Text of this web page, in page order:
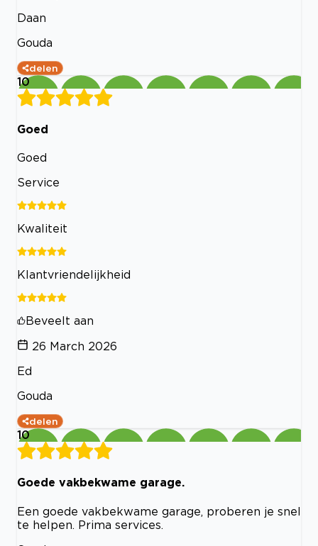
Daan
Gouda
delen
10
Goed
Goed
Service
Kwaliteit
Klantvriendelijkheid
Beveelt aan
26 March 2026
Ed
Gouda
delen
10
Goede vakbekwame garage.
Een goede vakbekwame garage, proberen je snel
te helpen. Prima services.